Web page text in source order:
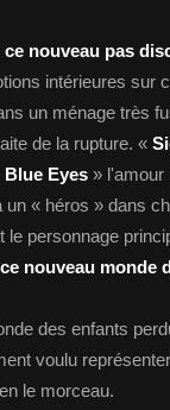
nouveau pas
intérieures sur
un ménage très
de la rupture. «
Blue Eyes » l'amour
un « héros » dans
le personnage
nouveau monde
des enfants
voulu
le morceau.